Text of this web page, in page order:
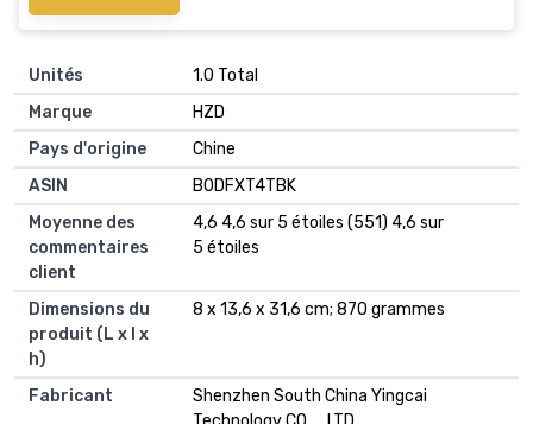
Unités
‎1.0 Total
Marque
‎HZD
Pays d'origine
‎Chine
ASIN
B0DFXT4TBK
Moyenne des
commentaires
client
4,6 4,6 sur 5 étoiles (551) 4,6 sur
5 étoiles
Dimensions du
produit (L x l x
h)
8 x 13,6 x 31,6 cm; 870 grammes
Fabricant
Shenzhen South China Yingcai